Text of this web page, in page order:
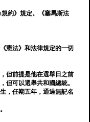
規約》規定。《塞馬斯法
憲法》和法律規定的一切
但前提是他在選舉日之前
但可以選舉共和國總統。
，任期五年，通過無記名